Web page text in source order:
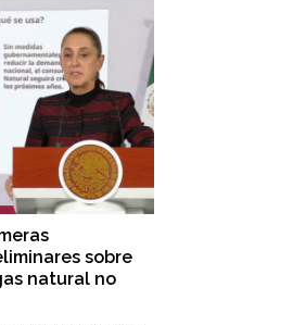
sobre
natural no